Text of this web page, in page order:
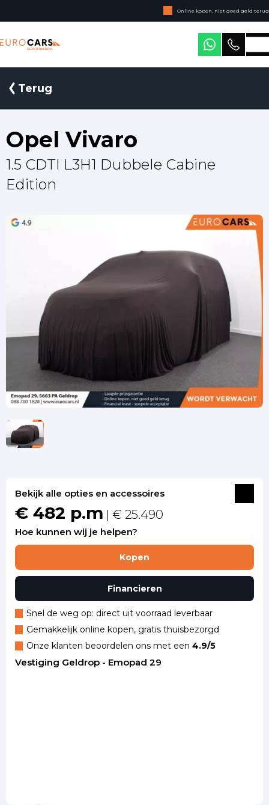
Online kopen, niet goed geld terug
Geen jaarcijfers nodig
Terug
Opel Vivaro
1.5 CDTI L3H1 Dubbele Cabine
Edition
Bekijk alle opties en accessoires
€ 482 p.m | € 25.490
Hoe kunnen wij je helpen?
Kopen
Financieren
Snel de weg op: direct uit voorraad leverbaar
Gemakkelijk online kopen, gratis thuisbezorgd
Onze klanten beoordelen ons met een 4.9/5
Vestiging Geldrop - Emopad 29